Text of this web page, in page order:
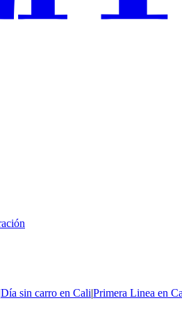
Día sin carro en Cali|Primera Linea en